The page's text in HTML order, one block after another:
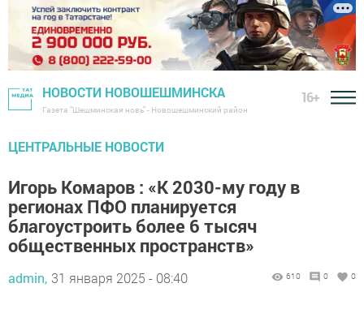
НОВОСТИ НОВОШЕШМИНСКА
Газета "Шешминская новь" - Новошешминский район
16+
ЦЕНТРАЛЬНЫЕ НОВОСТИ
Игорь Комаров : «К 2030-му году в
регионах ПФО планируется
благоустроить более 6 тысяч
общественных пространств»
admin, 31 января 2025 - 08:40 610 0 0